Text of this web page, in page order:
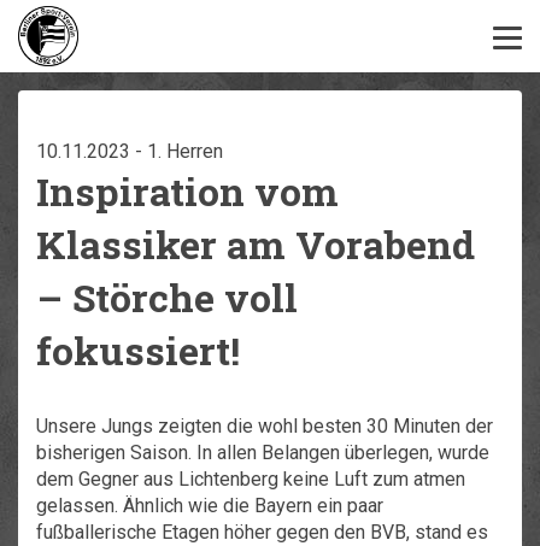
10.11.2023 - 1. Herren
Inspiration vom
Klassiker am Vorabend
– Störche voll
fokussiert!
Unsere Jungs zeigten die wohl besten 30 Minuten der
bisherigen Saison. In allen Belangen überlegen, wurde
dem Gegner aus Lichtenberg keine Luft zum atmen
gelassen. Ähnlich wie die Bayern ein paar
fußballerische Etagen höher gegen den BVB, stand es